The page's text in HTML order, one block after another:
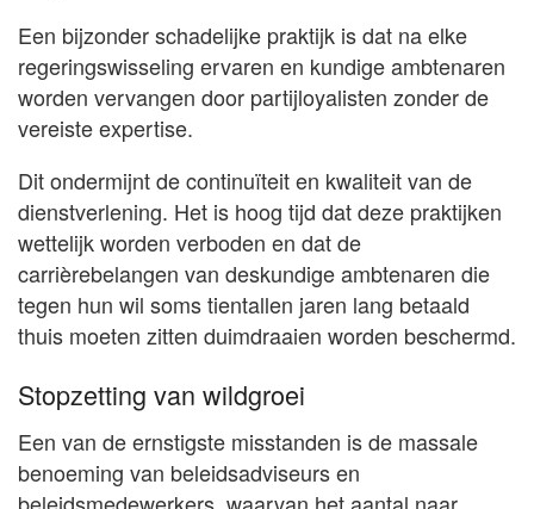
Een bijzonder schadelijke praktijk is dat na elke
regeringswisseling ervaren en kundige ambtenaren
worden vervangen door partijloyalisten zonder de
vereiste expertise.
Dit ondermijnt de continuïteit en kwaliteit van de
dienstverlening. Het is hoog tijd dat deze praktijken
wettelijk worden verboden en dat de
carrièrebelangen van deskundige ambtenaren die
tegen hun wil soms tientallen jaren lang betaald
thuis moeten zitten duimdraaien worden beschermd.
Stopzetting van wildgroei
Een van de ernstigste misstanden is de massale
benoeming van beleidsadviseurs en
beleidsmedewerkers, waarvan het aantal naar